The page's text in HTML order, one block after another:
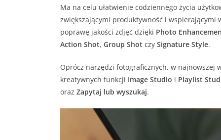
Ma na celu ułatwienie codziennego życia
zwiększającymi produktywność i
poprawę jakości zdjęć dzięki Photo
Action Shot, Group Shot czy Signature Style.
Oprócz narzędzi fotograficznych, w najnowszej
kreatywnych funkcji Image Studio i Playlist
oraz Zapytaj lub wyszukaj.